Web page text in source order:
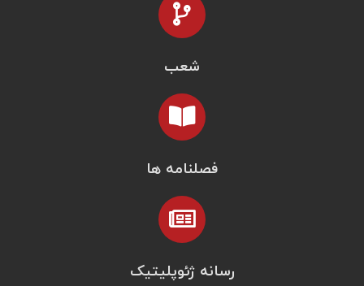
شعب
فصلنامه ها
رسانه ژئوپلیتیک